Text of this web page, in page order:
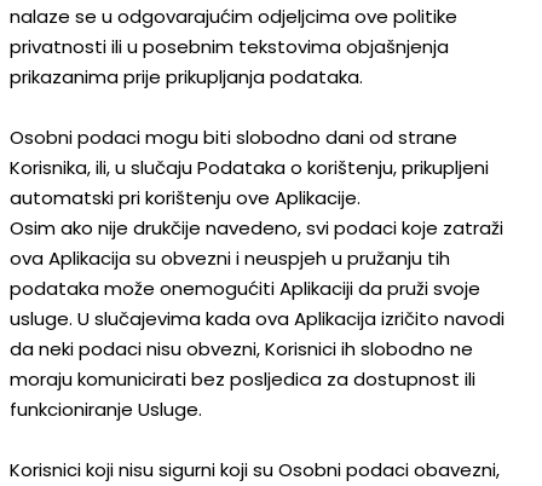
nalaze se u odgovarajućim odjeljcima ove politike
privatnosti ili u posebnim tekstovima objašnjenja
prikazanima prije prikupljanja podataka.
Osobni podaci mogu biti slobodno dani od strane
Korisnika, ili, u slučaju Podataka o korištenju, prikupljeni
automatski pri korištenju ove Aplikacije.
Osim ako nije drukčije navedeno, svi podaci koje zatraži
ova Aplikacija su obvezni i neuspjeh u pružanju tih
podataka može onemogućiti Aplikaciji da pruži svoje
usluge. U slučajevima kada ova Aplikacija izričito navodi
da neki podaci nisu obvezni, Korisnici ih slobodno ne
moraju komunicirati bez posljedica za dostupnost ili
funkcioniranje Usluge.
Korisnici koji nisu sigurni koji su Osobni podaci obavezni,